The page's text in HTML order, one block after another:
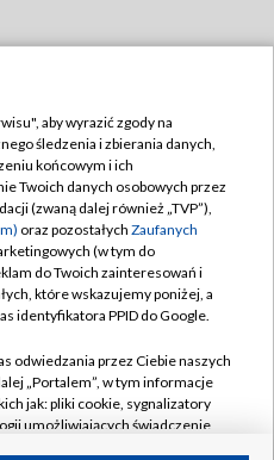
TVP
zgody
aby wyrazić zgody na
śledzenia i zbierania danych,
końcowym i ich
Twoich danych osobowych przez
(zwaną dalej również „TVP”),
oraz pozostałych Zaufanych
(w tym do
do Twoich zainteresowań i
które wskazujemy poniżej, a
identyfikatora PPID do Google.
odwiedzania przez Ciebie naszych
„Portalem”, w tym informacje
jak: pliki cookie, sygnalizatory
umożliwiających świadczenie